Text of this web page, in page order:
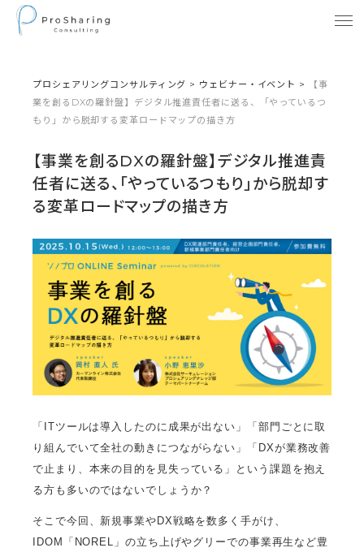
プロシェアリングコンサルティング > ウェビナー・イベント >
【事
業を創るDXの羅針盤】デジタル推進責任者に送る、「やっているつ
もり」から脱却する変革ロードマップの描き方
【事業を創るDXの羅針盤】デジタル推進責
任者に送る、「やっているつもり」から脱却す
る変革ロードマップの描き方
「ITツールは導入したのに成果が出ない」「部門ごとに取
り組んでいて全社の動きにつながらない」「DXが業務改善
で止まり、本来の目的を見失っている」という課題を抱え
る方も多いのではないでしょうか？
そこで今回、新規事業やDX戦略を数多く手がけ、
IDOM「NOREL」の立ち上げやグリーでの事業再生など豊